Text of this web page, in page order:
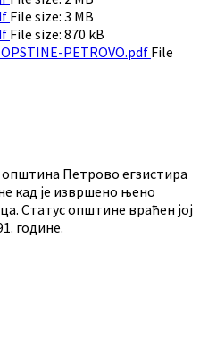
File size: 3 MB
File size: 870 kB
PETROVO.pdf File
Петрово егзистира
кад је извршено њено
Статус општине враћен јој
године.